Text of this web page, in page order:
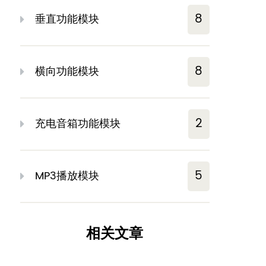
垂直功能模块 8
横向功能模块 8
充电音箱功能模块 2
MP3播放模块 5
相关文章